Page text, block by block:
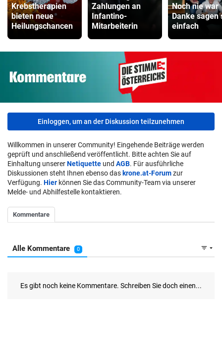
Hoverboard Vergleich
ZUM VERGLEICH
Krebstherapien
bieten neue
Heilungschancen
Zahlungen an
Infantino-
Mitarbeiterin
Noch nie war
Danke sagen
einfach
Einloggen, um an der Diskussion teilzunehmen
Willkommen in unserer Community! Eingehende Beiträge werden
geprüft und anschließend veröffentlicht. Bitte achten Sie auf
Einhaltung unsererNetiquette und AGB. Für ausführliche
Diskussionen steht Ihnen ebenso das krone.at-Forumzur
Verfügung. Hier können Sie das Community-Team via unserer
Melde- und Abhilfestelle kontaktieren.